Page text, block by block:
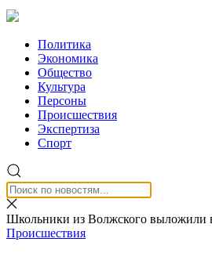
Политика
Экономика
Общество
Культура
Персоны
Происшествия
Экспертиза
Спорт
Школьники из Волжского выложили в
Происшествия